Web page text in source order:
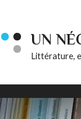
UN
Littérature,